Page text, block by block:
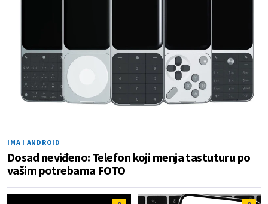
IMA I ANDROID
Dosad neviđeno: Telefon koji menja tastuturu po
vašim potrebama FOTO